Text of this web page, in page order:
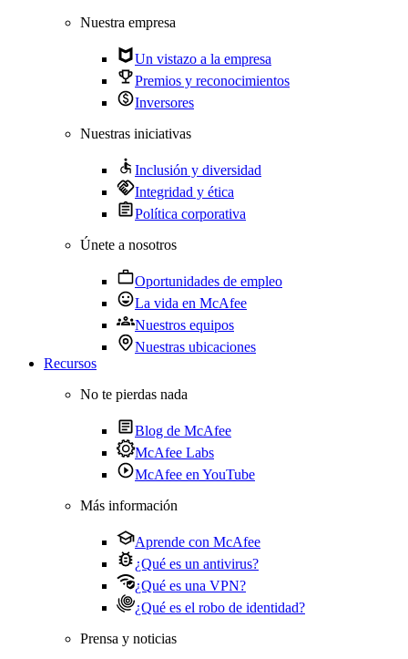
Nuestra empresa
Un vistazo a la empresa
Premios y reconocimientos
Inversores
Nuestras iniciativas
Inclusión y diversidad
Integridad y ética
Política corporativa
Únete a nosotros
Oportunidades de empleo
La vida en McAfee
Nuestros equipos
Nuestras ubicaciones
Recursos
No te pierdas nada
Blog de McAfee
McAfee Labs
McAfee en YouTube
Más información
Aprende con McAfee
¿Qué es un antivirus?
¿Qué es una VPN?
¿Qué es el robo de identidad?
Prensa y noticias